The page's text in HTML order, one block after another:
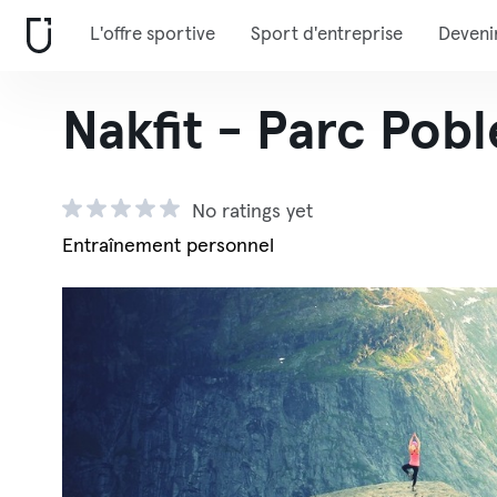
L'offre sportive Sport d'entreprise
Nakfit - Parc
No ratings yet
Entraînement personnel